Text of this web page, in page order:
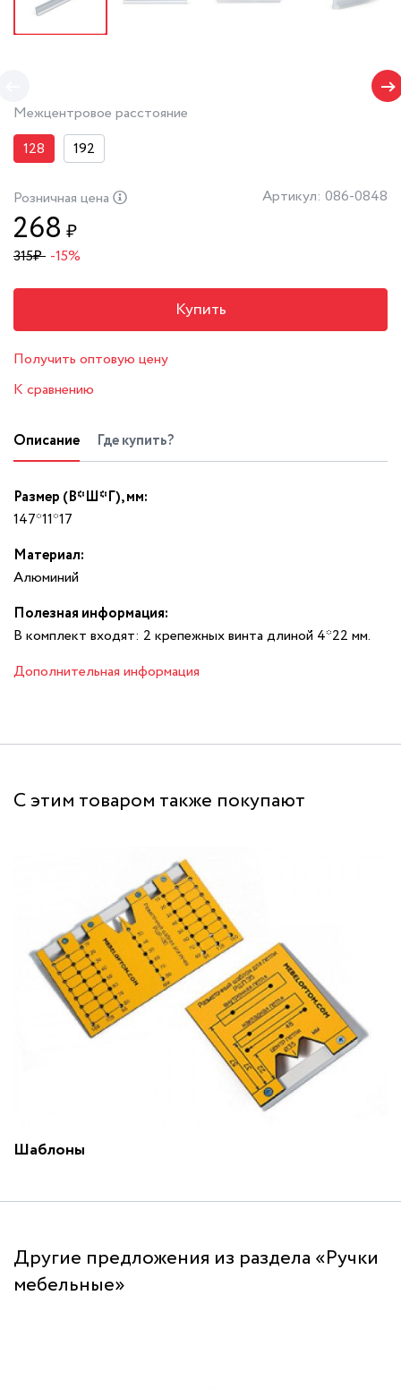
Межцентровое расстояние
128
192
Розничная цена
268 ₽
315₽ -15%
Артикул: 086-0848
Купить
Получить оптовую цену
К сравнению
Описание Где купить?
Размер (В*Ш*Г), мм:
147*11*17
Материал:
Алюминий
Полезная информация:
В комплект входят: 2 крепежных винта длиной 4*22 мм.
Дополнительная информация
С этим товаром также покупают
Шаблоны
Другие предложения из раздела «Ручки
мебельные»